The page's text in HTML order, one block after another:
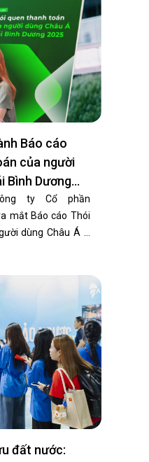
Báo cáo
của người
Bình Dương
ty Cổ phần
mắt Báo cáo Thói
dùng Châu Á –
đất nước: